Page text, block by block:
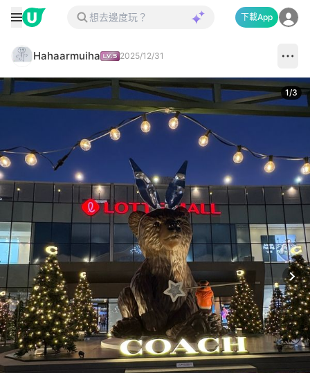
下載App
Hahaarmuiha 2025/12/31
1/3